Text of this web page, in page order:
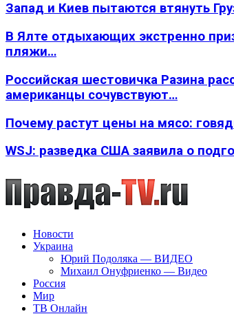
Запад и Киев пытаются втянуть
В Ялте отдыхающих экстренно
пляжи…
Российская шестовичка Разина
американцы сочувствуют…
Почему растут цены на мясо:
WSJ: разведка США заявила о
Новости
Украина
Юрий Подоляка — ВИДЕО
Михаил Онуфриенко — Видео
Россия
Мир
ТВ Онлайн